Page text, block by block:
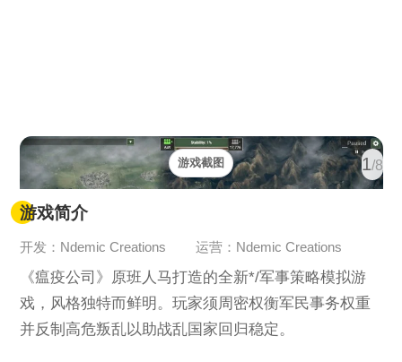
1/8
游戏截图
游戏简介
开发：Ndemic Creations 运营：Ndemic Creations
《瘟疫公司》原班人马打造的全新*/军事策略模拟游
戏，风格独特而鲜明。玩家须周密权衡军民事务权重
并反制高危叛乱以助战乱国家回归稳定。